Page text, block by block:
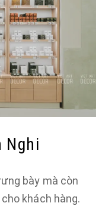
Nghi
bày mà còn
khách hàng.